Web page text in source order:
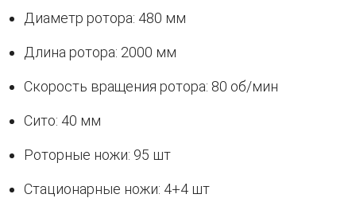
Диаметр ротора: 480 мм
Длина ротора: 2000 мм
Скорость вращения ротора: 80 об/мин
Сито: 40 мм
Роторные ножи: 95 шт
Стационарные ножи: 4+4 шт